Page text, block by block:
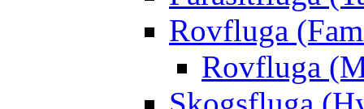
Rovfluga
Rovfluga